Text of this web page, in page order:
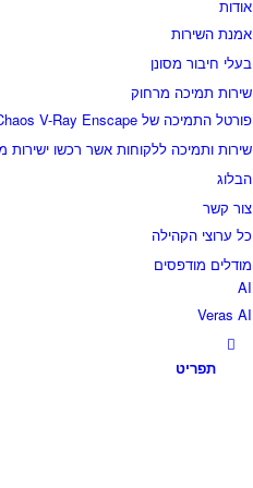
אודות
אמנת השירות
בעלי חיבור מסונן
שירות תמיכה מרחוק
פורטל התמיכה של Chaos V-Ray Enscape
שירות ותמיכה ללקוחות אשר רכשו
הבלוג
צור קשר
כל ערוצי הקהילה
מודלים מודפסים
AI
Veras AI
תפריט